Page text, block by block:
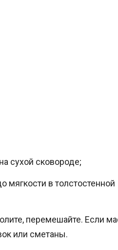
сухой сковороде;
мягкости в толстостенной
перемешайте. Если
или сметаны.